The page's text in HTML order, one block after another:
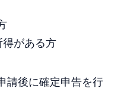
がある方
請後に確定申告を行